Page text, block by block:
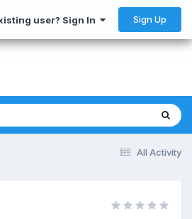
user? Sign In Sign Up
All Activity